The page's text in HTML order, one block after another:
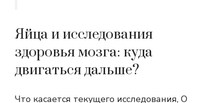
Яйца и исследования
здоровья мозга: куда
двигаться дальше?
Что касается текущего исследования, О